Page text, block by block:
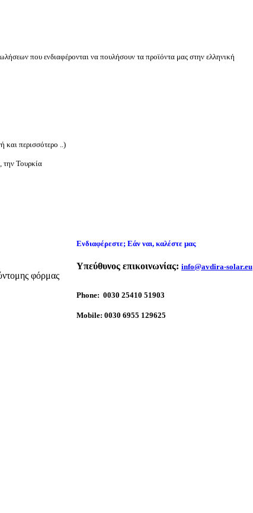
που ενδιαφέρονται να πουλήσουν τα προϊόντα μας στην ελληνική
περισσότερο ..)
Τουρκία
Ενδιαφέρεστε; Εάν ναι, καλέστε μας
φόρμας
Υπεύθυνος επικοινωνίας: info@avdira-solar.eu
Phone: 0030 25410 51903
Mobile: 0030 6955 129625